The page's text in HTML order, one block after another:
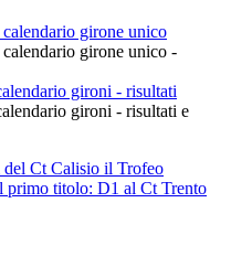
girone unico
girone unico -
gironi - risultati
gironi - risultati e
Ct Calisio il Trofeo
primo titolo: D1 al Ct Trento